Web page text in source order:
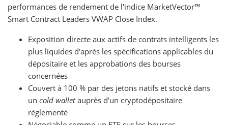
performances de rendement de l'indice MarketVector™
Smart Contract Leaders VWAP Close Index.
Exposition directe aux actifs de contrats intelligents les
plus liquides d'après les spécifications applicables du
dépositaire et les approbations des bourses
concernées
Couvert à 100 % par des jetons natifs et stocké dans
un cold walletauprès d'un cryptodépositaire
réglementé